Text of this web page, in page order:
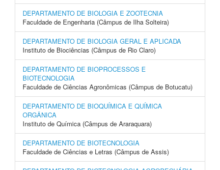
DEPARTAMENTO DE BIOLOGIA E ZOOTECNIA
Faculdade de Engenharia (Câmpus de Ilha Solteira)
DEPARTAMENTO DE BIOLOGIA GERAL E APLICADA
Instituto de Biociências (Câmpus de Rio Claro)
DEPARTAMENTO DE BIOPROCESSOS E
BIOTECNOLOGIA
Faculdade de Ciências Agronômicas (Câmpus de Botucatu)
DEPARTAMENTO DE BIOQUÍMICA E QUÍMICA
ORGÂNICA
Instituto de Química (Câmpus de Araraquara)
DEPARTAMENTO DE BIOTECNOLOGIA
Faculdade de Ciências e Letras (Câmpus de Assis)